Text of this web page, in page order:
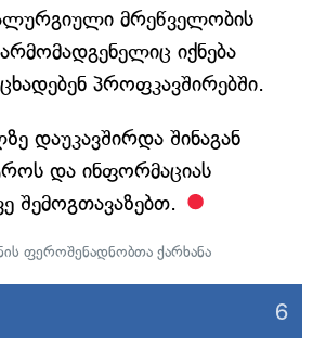
მრეწველობის
იქნება
პროფკავშირებში.
დაუკავშირდა შინაგან
და ინფორმაციას
შემოგთავაზებთ.
ფეროშენადნობთა ქარხანა
6